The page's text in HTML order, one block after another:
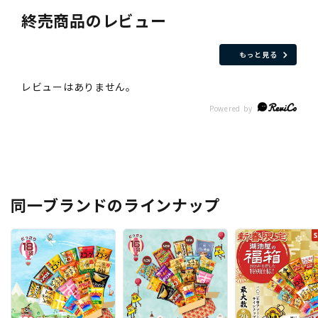
終売商品のレビュー
もっと見る
同一ブランドのラインナップ